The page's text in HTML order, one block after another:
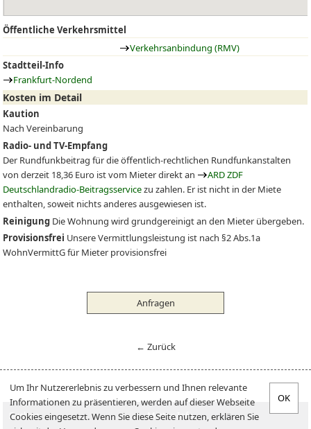
Öffentliche Verkehrsmittel
Verkehrsanbindung (RMV)
Stadtteil-Info
Frankfurt-Nordend
Kosten im Detail
Kaution
Nach Vereinbarung
Radio- und TV-Empfang
Der Rundfunkbeitrag für die öffentlich-rechtlichen Rundfunkanstalten
von derzeit 18,36 Euro ist vom Mieter direkt an
ARD ZDF
Deutschlandradio-Beitragsservicezu zahlen. Er ist nicht in der Miete
enthalten, soweit nichts anderes ausgewiesen ist.
Reinigung Die Wohnung wird grundgereinigt an den Mieter übergeben.
Provisionsfrei Unsere Vermittlungsleistung ist nach §2 Abs.1a
WohnVermittG für Mieter provisionsfrei
Anfragen
← Zurück
Suchen
Mieter-Info
Um Ihr Nutzererlebnis zu verbessern und Ihnen relevante
Informationen zu präsentieren, werden auf dieser Webseite
Cookies eingesetzt. Wenn Sie diese Seite nutzen, erklären Sie